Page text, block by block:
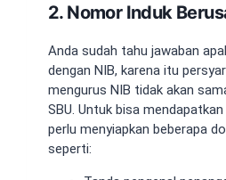
2. Nomor Induk
Anda sudah tahu jawaban
dengan NIB, karena itu
mengurus NIB tidak akan
SBU. Untuk bisa
perlu menyiapkan beberapa
seperti: